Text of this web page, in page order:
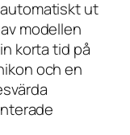
ut
modellen
korta tid på
och en